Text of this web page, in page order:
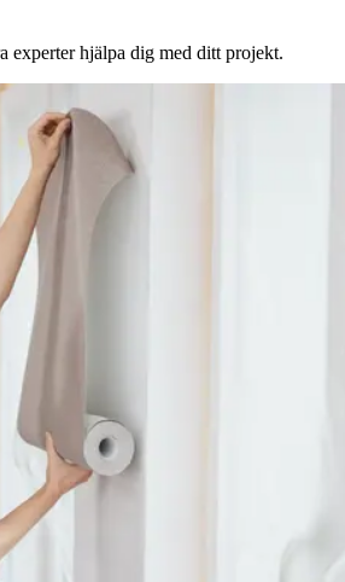
experter hjälpa dig med ditt projekt.